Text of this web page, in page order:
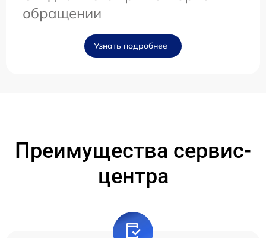
обращении
Узнать подробнее
Преимущества сервис-
центра